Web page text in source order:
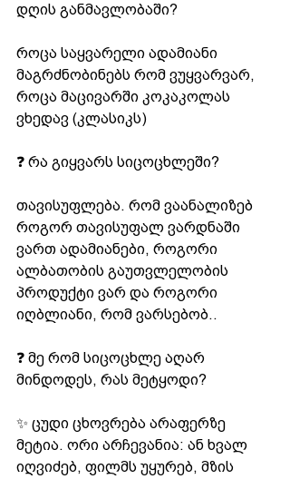
დღის განმავლობაში?
როცა საყვარელი ადამიანი
მაგრძნობინებს რომ ვუყვარვარ,
როცა მაცივარში კოკაკოლას
ვხედავ (კლასიკს)
❓ რა გიყვარს სიცოცხლეში?
თავისუფლება. რომ ვაანალიზებ
როგორ თავისუფალ ვარდნაში
ვართ ადამიანები, როგორი
ალბათობის გაუთვლელობის
პროდუქტი ვარ და როგორი
იღბლიანი, რომ ვარსებობ..
❓ მე რომ სიცოცხლე აღარ
მინდოდეს, რას მეტყოდი?
✨ ცუდი ცხოვრება არაფერზე
მეტია. ორი არჩევანია: ან ხვალ
იღვიძებ, ფილმს უყურებ, მზის